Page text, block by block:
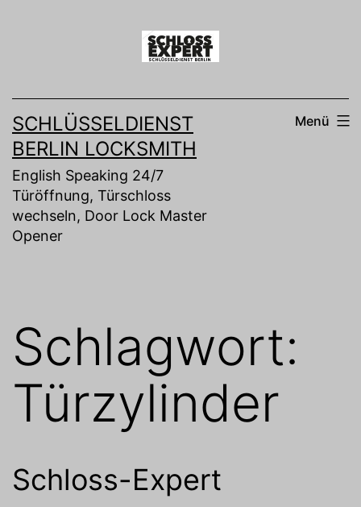
SCHLÜSSELDIENST
BERLIN LOCKSMITH
English Speaking 24/7
Türöffnung, Türschloss
wechseln, Door Lock Master
Opener
Menü
Schlagwort:
Türzylinder
Schloss-Expert